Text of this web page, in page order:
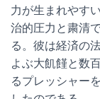
力が生まれやす
治的圧力と粛清
る。彼は経済の
よぶ大飢饉と数
るプレッシャー